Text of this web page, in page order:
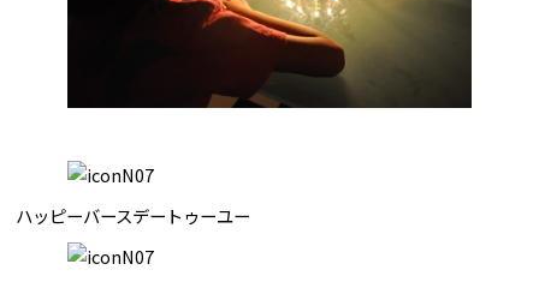
ハッピーバースデートゥーユー